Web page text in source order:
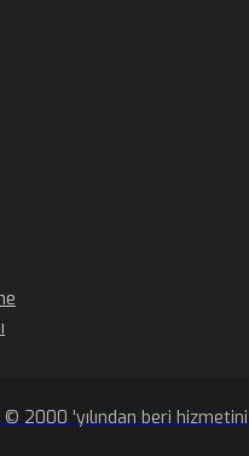
2000 'yılından beri